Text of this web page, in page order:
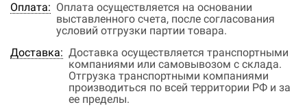
Оплата: Оплата осуществляется на основании
выставленного счета, после согласования
условий отгрузки партии товара.
Доставка: Доставка осуществляется транспортными
компаниями или самовывозом с склада.
Отгрузка транспортными компаниями
производиться по всей территории РФ и за
ее пределы.